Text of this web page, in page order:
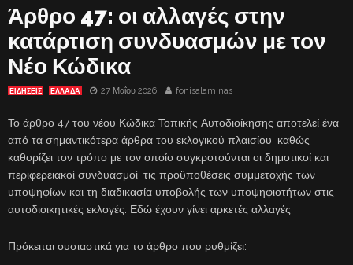
Άρθρο 47: οι αλλαγές στην
κατάρτιση συνδυασμών με τον
Νέο Κώδικα
ΕΙΔΗΣΕΙΣ ΕΛΛΑΔΑ 27 Μαΐου 2026 fonisalaminas
Το άρθρο 47 του νέου Κώδικα Τοπικής Αυτοδιοίκησης αποτελεί ένα
από τα σημαντικότερα άρθρα του εκλογικού πλαισίου, καθώς
καθορίζει τον τρόπο με τον οποίο συγκροτούνται οι δημοτικοί και
περιφερειακοί συνδυασμοί, τις προϋποθέσεις συμμετοχής των
υποψηφίων και τη διαδικασία υποβολής των υποψηφιοτήτων στις
αυτοδιοικητικές εκλογές. Εδώ έχουν γίνει αρκετές αλλαγές:
Πρόκειται ουσιαστικά για το άρθρο που ρυθμίζει: